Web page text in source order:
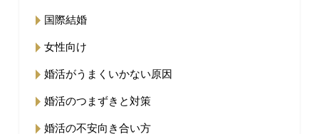
国際結婚
女性向け
婚活がうまくいかない原因
婚活のつまずきと対策
婚活の不安向き合い方